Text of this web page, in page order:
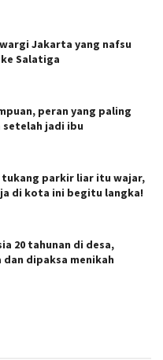
Jakarta yang nafsu
Salatiga
peran yang paling
setelah jadi ibu
tukang parkir liar itu wajar,
di kota ini begitu langka!
20 tahunan di desa,
dipaksa menikah